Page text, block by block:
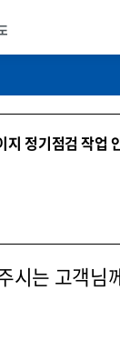
지 정기점검 작업
시는 고객님